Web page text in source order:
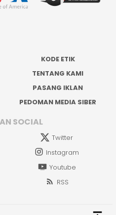
KODE ETIK
TENTANG KAMI
PASANG IKLAN
PEDOMAN MEDIA SIBER
SOCIAL
Twitter
Instagram
Youtube
RSS